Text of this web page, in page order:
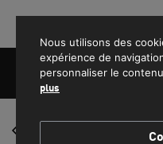
Nous utilisons des
expérience de
personnaliser le
plus